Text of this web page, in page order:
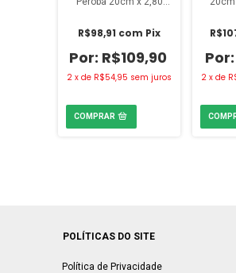
R$109,90
R$98,91 com Pix
2 x de R$54,95 sem juros 2 x de
POLÍTICAS DO SITE
Política de Privacidade